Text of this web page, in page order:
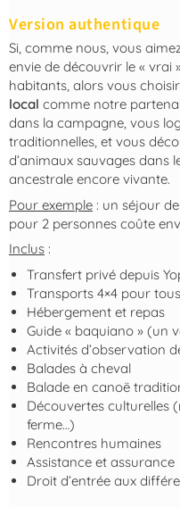
Version authentique
Si, comme nous, vous
envie de découvrir le « vrai
habitants, alors vous
local comme notre
dans la campagne, vous
traditionnelles, et vous
d’animaux sauvages dans
ancestrale encore vivante.
Pour exemple : un séjour
pour 2 personnes coûte
Inclus :
Transfert privé depuis
Transports 4×4 pour
Hébergement et repas
Guide « baquiano » (un
Activités d’observation
Balades à cheval
Balade en canoë
Découvertes culturelles
ferme…)
Rencontres humaines
Assistance et assurance
Droit d’entrée aux